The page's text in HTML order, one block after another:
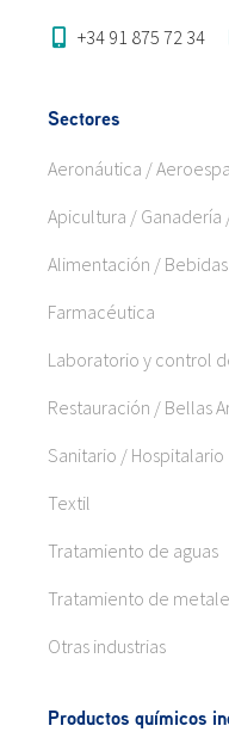
+34 91 875 72 34
Sectores
Aeronáutica /
Apicultura / Ganadería
Alimentación / Bebidas
Farmacéutica
Laboratorio y control
Restauración / Bellas
Sanitario / Hospitalario
Textil
Tratamiento de aguas
Tratamiento de
Otras industrias
Productos químicos